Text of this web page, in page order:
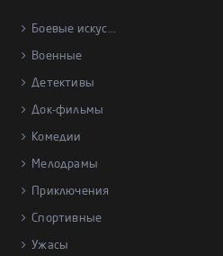
Боевые искус...
Военные
Детективы
Док-фильмы
Комедии
Мелодрамы
Приключения
Спортивные
Ужасы